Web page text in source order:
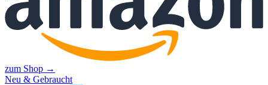
zum Shop →
Neu & Gebraucht